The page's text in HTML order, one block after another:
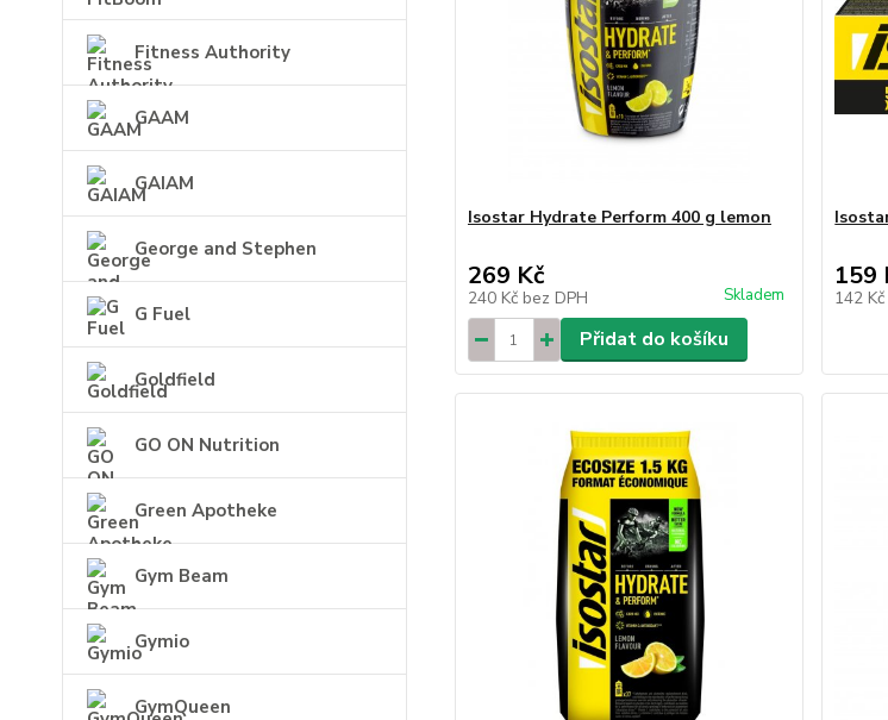
Fitness Authority
GAAM
GAIAM
George and Stephen
G Fuel
Goldfield
GO ON Nutrition
Green Apotheke
Gym Beam
Gymio
GymQueen
Isostar Hydrate Perform 400 g lemon
269 Kč
240 Kč bez DPH Skladem
Přidat do košíku
159
142 Kč